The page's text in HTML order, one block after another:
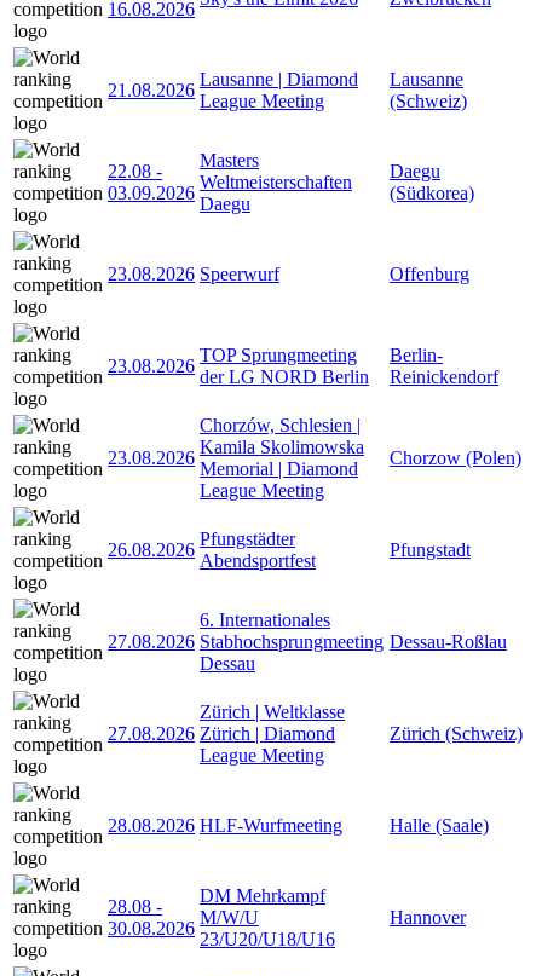
16.08.2026
21.08.2026
Lausanne | Diamond
League Meeting
Lausanne
(Schweiz)
22.08 -
03.09.2026
Masters
Weltmeisterschaften
Daegu
Daegu
(Südkorea)
23.08.2026 Speerwurf Offenburg
23.08.2026
TOP Sprungmeeting
der LG NORD Berlin
Berlin-
Reinickendorf
23.08.2026
Chorzów, Schlesien |
Kamila Skolimowska
Memorial | Diamond
League Meeting
Chorzow (Polen)
26.08.2026
Pfungstädter
Abendsportfest
Pfungstadt
27.08.2026
6. Internationales
Stabhochsprungmeeting
Dessau
Dessau-Roßlau
27.08.2026
Zürich | Weltklasse
Zürich | Diamond
League Meeting
Zürich (Schweiz)
28.08.2026 HLF-Wurfmeeting Halle (Saale)
28.08 -
30.08.2026
DM Mehrkampf
M/W/U
23/U20/U18/U16
Hannover